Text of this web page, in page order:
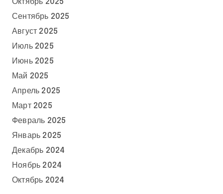
Октябрь 2025
Сентябрь 2025
Август 2025
Июль 2025
Июнь 2025
Май 2025
Апрель 2025
Март 2025
Февраль 2025
Январь 2025
Декабрь 2024
Ноябрь 2024
Октябрь 2024